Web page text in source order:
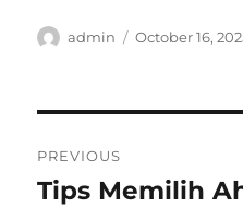
Author
admin
Posted
October 16,
navigation
PREVIOUS
Previous
Tips Memilih